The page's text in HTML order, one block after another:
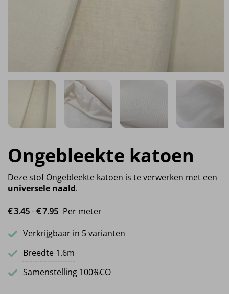
Ongebleekte katoen
Deze stof Ongebleekte katoen is te verwerken met een
universele naald.
€3.45-€7.95 Prijsklasse: €3.45 tot €7.95
Per meter
Verkrijgbaar in 5 varianten
Breedte 1.6m
Samenstelling 100%CO